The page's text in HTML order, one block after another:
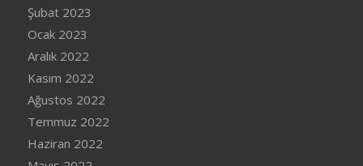
Şubat 2023
Ocak 2023
Aralık 2022
Kasım 2022
Ağustos 2022
Temmuz 2022
Haziran 2022